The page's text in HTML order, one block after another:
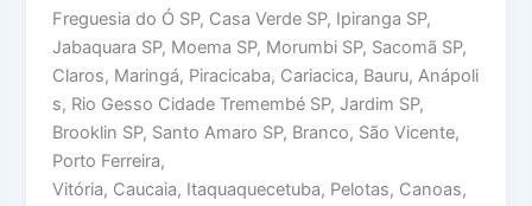
Freguesia do Ó SP, Casa Verde SP, Ipiranga SP,
Jabaquara SP, Moema SP, Morumbi SP, Sacomã SP,
Claros, Maringá, Piracicaba, Cariacica, Bauru, Anápoli
s, Rio Gesso Cidade Tremembé SP, Jardim SP,
Brooklin SP, Santo Amaro SP, Branco, São Vicente,
Porto Ferreira,
Vitória, Caucaia, Itaquaquecetuba, Pelotas, Canoas,